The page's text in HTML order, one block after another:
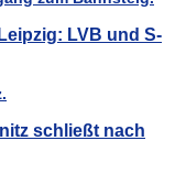
LVB und S-
schließt nach